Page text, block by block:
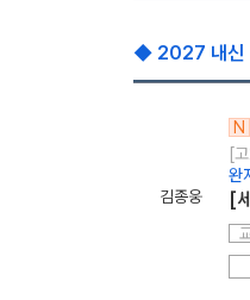
◆ 2027 내신
김종웅
N
[
완
[